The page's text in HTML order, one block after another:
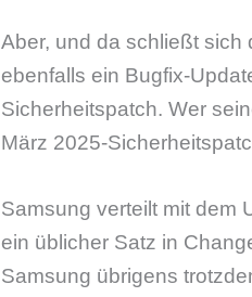
Aber, und da schließt sich
ebenfalls ein Bugfix-
Sicherheitspatch. Wer
März 2025-
Samsung verteilt mit dem
ein üblicher Satz in
Samsung übrigens